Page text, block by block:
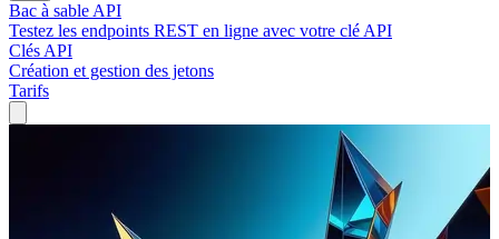
Bac à sable API
Testez les endpoints REST en ligne avec votre clé API
Clés API
Création et gestion des jetons
Tarifs